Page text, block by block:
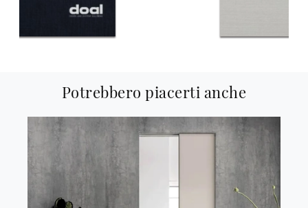
Potrebbero piacerti anche